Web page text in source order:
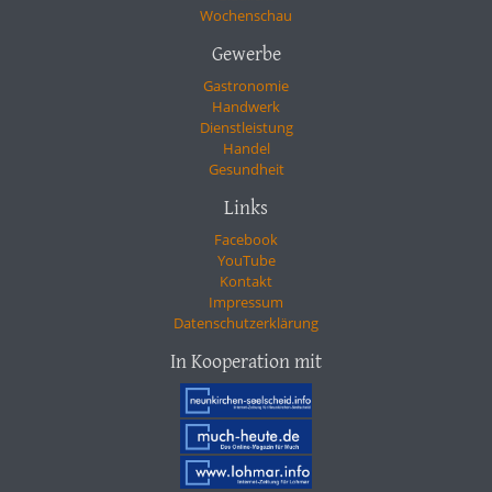
Wochenschau
Gewerbe
Gastronomie
Handwerk
Dienstleistung
Handel
Gesundheit
Links
Facebook
YouTube
Kontakt
Impressum
Datenschutzerklärung
In Kooperation mit